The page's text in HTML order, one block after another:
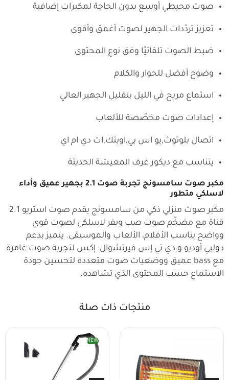
صوت محيطي أوسع بدون الحاجة لمكبرات إضافية
تعزيز تردّدات الجهير لصوت أغمق وأقوى
ضبط الصوت تلقائيًا وفق نوع المحتوى
وضوح أفضل للحوار والكلام
استماع مريح في الليل بتقليل الجهير العالي
إعدادات صوت مخصّصة للألعاب
اتصال بلوتوث,يو اس بي,اوبتك,ات دي ام اي
يتناسب مع ديكور غرف المعيشة الحديثة
مكبر صوت سامسونج تجربة صوت 2.1 بجهير عميق وأداء
لاسلكي متطور
مكبر صوت منزلي ذكي من سامسونج يقدم صوت استريو 2.1
قناة مع مضخّم صوت صب ويفر لاسلكي لصوت قوي
وواضح يناسب الأفلام، الألعاب والموسيقى. يتميز بدعم
دولبي أوديو و دي تي إس فيرتشوال: إكس لتجربة صوت غامرة
مع bass عميق ووضعيات صوت متعددة لتحسين جودة
الاستماع حسب المحتوى الذي تشاهده.
منتجات ذات صلة
NEW